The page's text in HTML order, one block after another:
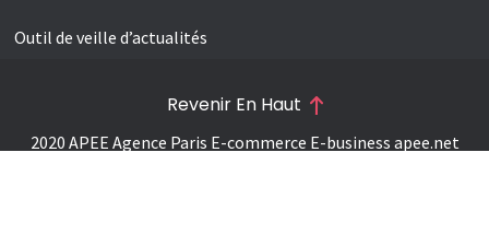
Outil de veille d’actualités
2020 APEE Agence Paris E-commerce E-business apee.net
Revenir En Haut